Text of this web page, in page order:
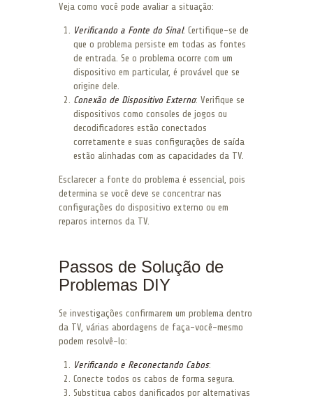
Veja como você pode avaliar a situação:
Verificando a Fonte do Sinal: Certifique-se de
que o problema persiste em todas as fontes
de entrada. Se o problema ocorre com um
dispositivo em particular, é provável que se
origine dele.
Conexão de Dispositivo Externo: Verifique se
dispositivos como consoles de jogos ou
decodificadores estão conectados
corretamente e suas configurações de saída
estão alinhadas com as capacidades da TV.
Esclarecer a fonte do problema é essencial, pois
determina se você deve se concentrar nas
configurações do dispositivo externo ou em
reparos internos da TV.
Passos de Solução de
Problemas DIY
Se investigações confirmarem um problema dentro
da TV, várias abordagens de faça-você-mesmo
podem resolvê-lo:
Verificando e Reconectando Cabos:
Conecte todos os cabos de forma segura.
Substitua cabos danificados por alternativas